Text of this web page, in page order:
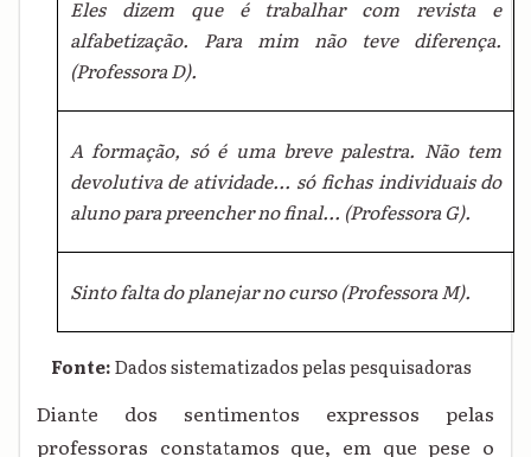
Eles dizem que é trabalhar com revista e
alfabetização. Para mim não teve diferença.
(Professora D).
A formação, só é uma breve palestra. Não tem
devolutiva de atividade... só fichas individuais do
aluno para preencher no final... (Professora G).
Sinto falta do planejar no curso (Professora M).
Fonte:Dados sistematizados pelas pesquisadoras
Diante dos sentimentos expressos pelas
professoras constatamos que, em que pese o